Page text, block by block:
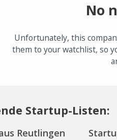
No
Unfortunately, this
them to your watchlist, so
Startup-Listen:
Reutlingen